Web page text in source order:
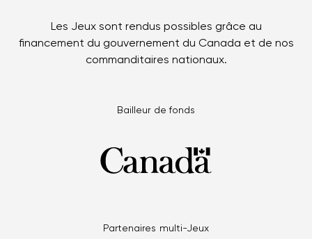
Les Jeux sont rendus possibles grâce au
financement du gouvernement du Canada et de nos
commanditaires nationaux.
Bailleur de fonds
Partenaires multi-Jeux